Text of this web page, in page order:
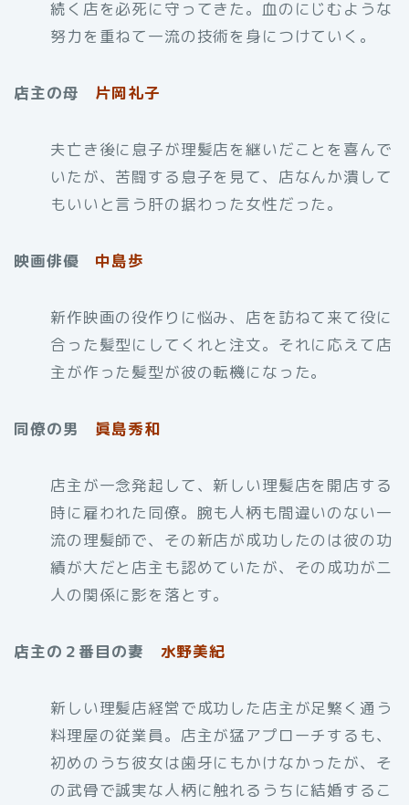
続く店を必死に守ってきた。血のにじむような
努力を重ねて一流の技術を身につけていく。
店主の母 片岡礼子
夫亡き後に息子が理髪店を継いだことを喜んで
いたが、苦闘する息子を見て、店なんか潰して
もいいと言う肝の据わった女性だった。
映画俳優 中島歩
新作映画の役作りに悩み、店を訪ねて来て役に
合った髪型にしてくれと注文。それに応えて店
主が作った髪型が彼の転機になった。
同僚の男 眞島秀和
店主が一念発起して、新しい理髪店を開店する
時に雇われた同僚。腕も人柄も間違いのない一
流の理髪師で、その新店が成功したのは彼の功
績が大だと店主も認めていたが、その成功が二
人の関係に影を落とす。
店主の２番目の妻 水野美紀
新しい理髪店経営で成功した店主が足繁く通う
料理屋の従業員。店主が猛アプローチするも、
初めのうち彼女は歯牙にもかけなかったが、そ
の武骨で誠実な人柄に触れるうちに結婚するこ